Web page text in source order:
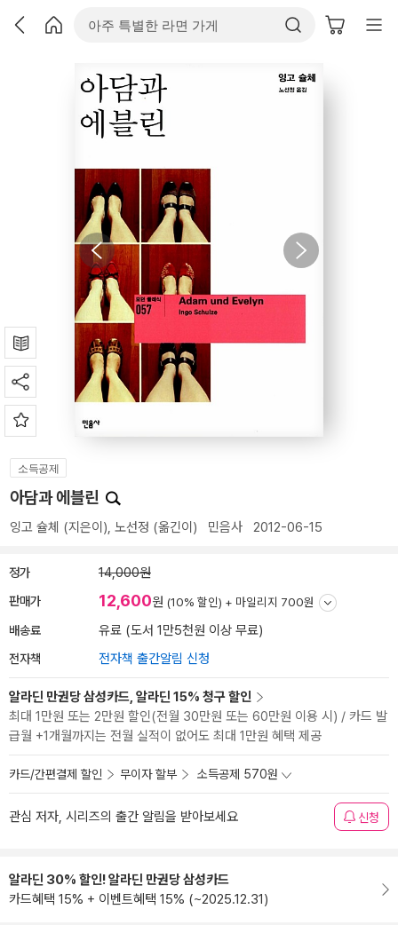
소득공제
아담과 에블린
잉고 슐체 (지은이), 노선정 (옮긴이) 민음사 2012-06-15
정가 14,000원
판매가 12,600원 (10% 할인) + 마일리지 700원
배송료 유료 (도서 1만5천원 이상 무료)
전자책 전자책 출간알림 신청
알라딘 만권당 삼성카드, 알라딘 15% 청구 할인
최대 1만원 또는 2만원 할인(전월 30만원 또는 60만원 이용 시) / 카드 발
급월 +1개월까지는 전월 실적이 없어도 최대 1만원 혜택 제공
카드/간편결제 할인 무이자 할부 소득공제 570원
관심 저자, 시리즈의 출간 알림을 받아보세요 신청
알라딘 30% 할인! 알라딘 만권당 삼성카드
카드혜택 15% + 이벤트혜택 15% (~2025.12.31)